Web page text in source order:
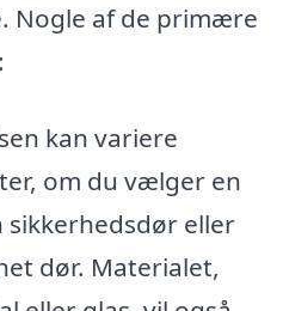
Nogle af de primære
kan variere
om du vælger en
sikkerhedsdør eller
dør. Materialet,